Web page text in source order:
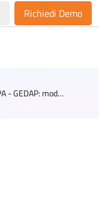
Richiedi Demo
Nuova piattaforma PerlaPA - GEDAP: modalità di accreditamento